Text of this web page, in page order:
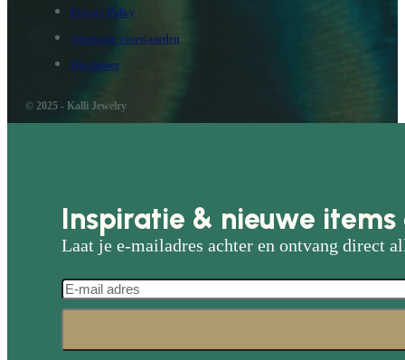
Privacy Policy
Algemene voorwaarden
Disclaimer
© 2025 - Kalli Jewelry
Inspiratie & nieuwe
Laat je e-mailadres achter en ontvang direct